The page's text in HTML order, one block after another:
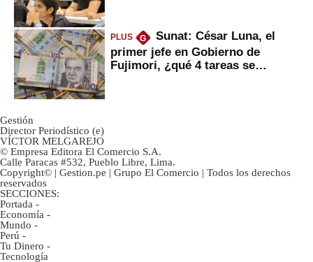
PLUS G
Sunat: César Luna, el
primer jefe en Gobierno de
Fujimori, ¿qué 4 tareas se
Gestión
Director Periodístico (e)
VÍCTOR MELGAREJO
© Empresa Editora El Comercio S.A.
Calle Paracas #532, Pueblo Libre, Lima.
Copyright© | Gestion.pe | Grupo El Comercio | Todos los derechos
reservados
SECCIONES:
Portada -
Economía -
Mundo -
Perú -
Tu Dinero -
Tecnología